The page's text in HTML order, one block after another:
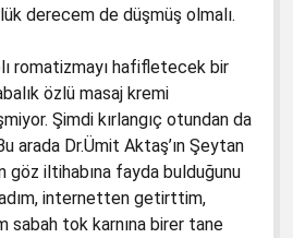
derecem de düşmüş olmalı.
romatizmayı hafifletecek bir
özlü masaj kremi
Şimdi kırlangıç otundan da
arada Dr.Ümit Aktaş’ın Şeytan
göz iltihabına fayda bulduğunu
internetten getirttim,
sabah tok karnına birer tane